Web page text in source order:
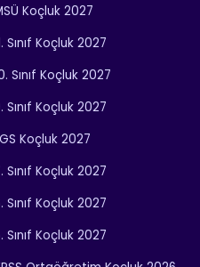
Koçluk 2027
Sınıf Koçluk 2027
Sınıf Koçluk 2027
Sınıf Koçluk 2027
Koçluk 2027
Sınıf Koçluk 2027
Sınıf Koçluk 2027
Sınıf Koçluk 2027